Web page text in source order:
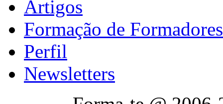
Artigos
Formação de Formadores
Perfil
Newsletters